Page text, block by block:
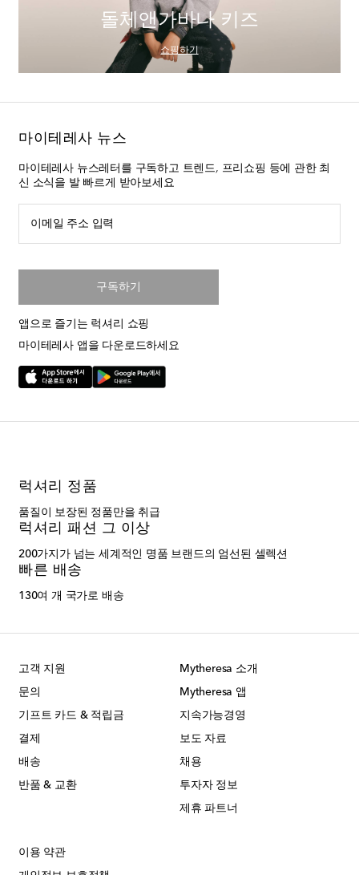
돌체앤가바나 키즈
쇼핑하기
마이테레사 뉴스
마이테레사 뉴스레터를 구독하고 트렌드, 프리쇼핑 등에 관한 최
신 소식을 발 빠르게 받아보세요
이메일 주소 입력
구독하기
앱으로 즐기는 럭셔리 쇼핑
마이테레사 앱을 다운로드하세요
럭셔리 정품
품질이 보장된 정품만을 취급
럭셔리 패션 그 이상
200가지가 넘는 세계적인 명품 브랜드의 엄선된 셀렉션
빠른 배송
130여 개 국가로 배송
고객 지원
문의
기프트 카드 & 적립금
결제
배송
반품 & 교환
Mytheresa 소개
Mytheresa 앱
지속가능경영
보도 자료
채용
투자자 정보
제휴 파트너
이용 약관